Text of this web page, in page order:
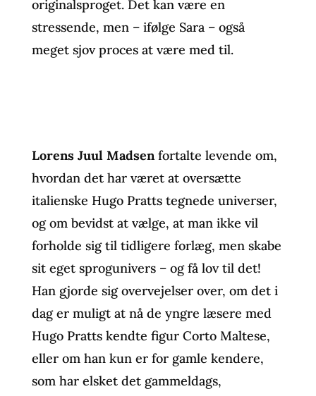
originalsproget. Det kan være en
stressende, men – ifølge Sara – også
meget sjov proces at være med til.
Lorens Juul Madsenfortalte levende om,
hvordan det har været at oversætte
italienske Hugo Pratts tegnede universer,
og om bevidst at vælge, at man ikke vil
forholde sig til tidligere forlæg, men skabe
sit eget sprogunivers – og få lov til det!
Han gjorde sig overvejelser over, om det i
dag er muligt at nå de yngre læsere med
Hugo Pratts kendte figur Corto Maltese,
eller om han kun er for gamle kendere,
som har elsket det gammeldags,